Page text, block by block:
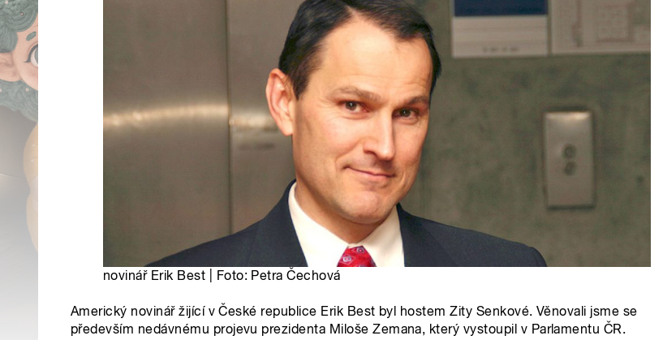
novinář Erik Best | Foto: Petra Čechová
Americký novinář žijící v České republice Erik Best byl hostem Zity Senkové. Věnovali jsme se
především nedávnému projevu prezidenta Miloše Zemana, který vystoupil v Parlamentu ČR.